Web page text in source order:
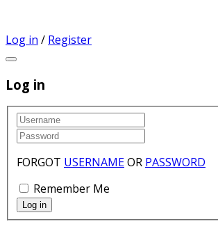
Log in / Register
Log in
FORGOT USERNAMEOR PASSWORD
Remember Me